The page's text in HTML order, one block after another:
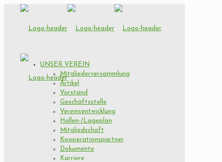
UNSER VEREIN
Mitgliederversammlung
Artikel
Vorstand
Geschäftsstelle
Vereinsentwicklung
Hallen-/Lageplan
Mitgliedschaft
Kooperationspartner
Dokumente
Karriere